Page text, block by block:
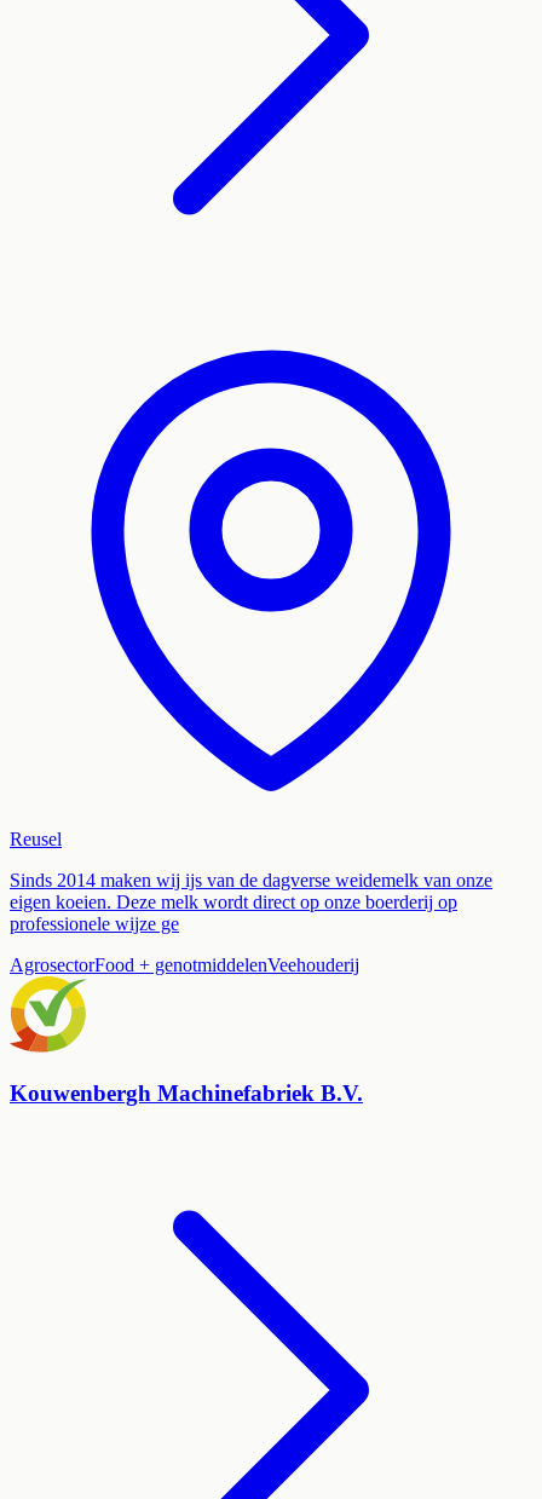
Reusel
Sinds 2014 maken wij ijs van de dagverse weidemelk van onze
eigen koeien. Deze melk wordt direct op onze boerderij op
professionele wijze ge
AgrosectorFood + genotmiddelenVeehouderij
Kouwenbergh Machinefabriek B.V.